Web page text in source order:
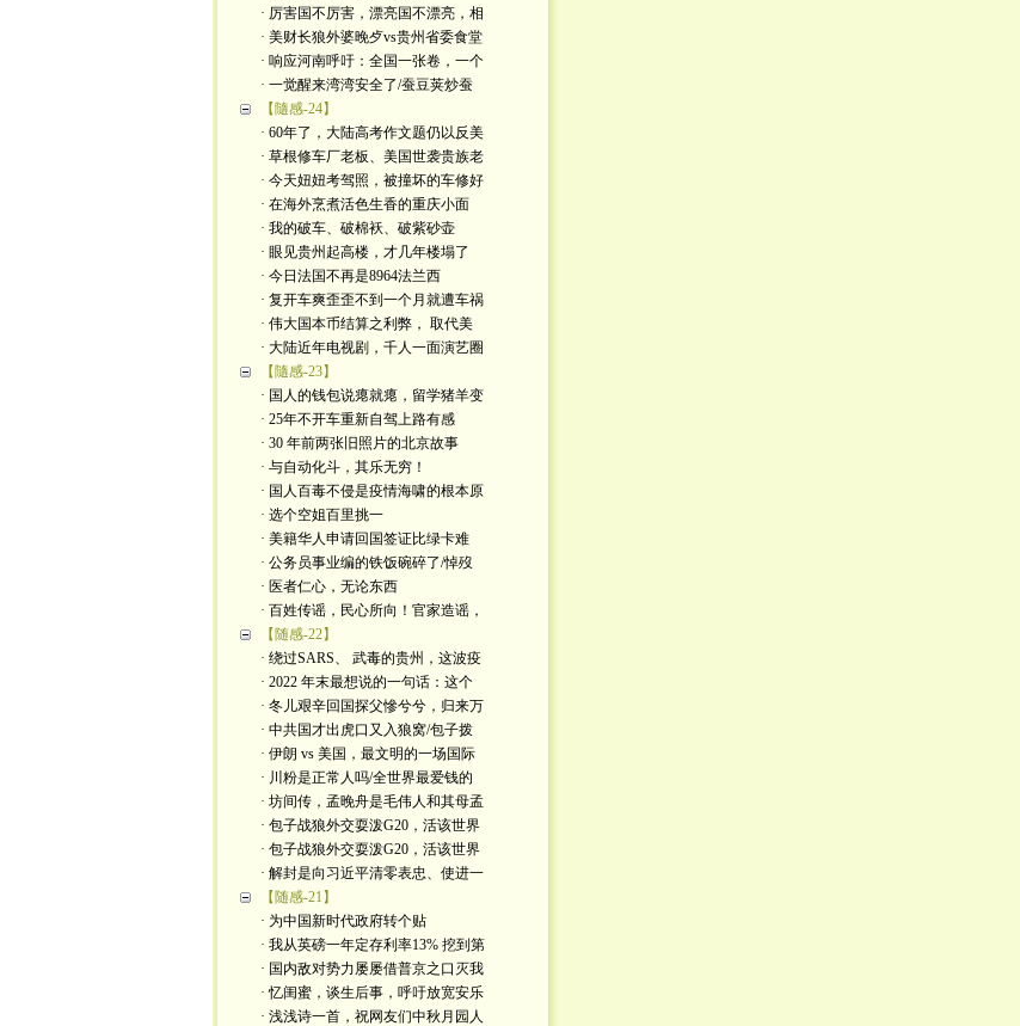
· 厉害国不厉害，漂亮国不漂亮，相
· 美财长狼外婆晚歺vs贵州省委食堂
· 响应河南呼吁：全国一张卷，一个
· 一觉醒来湾湾安全了/蚕豆荚炒蚕
【隨感-24】
· 60年了，大陆高考作文题仍以反美
· 草根修车厂老板、美国世袭贵族老
· 今天妞妞考驾照，被撞坏的车修好
· 在海外烹煮活色生香的重庆小面
· 我的破车、破棉袄、破紫砂壶
· 眼见贵州起高楼，才几年楼塌了
· 今日法国不再是8964法兰西
· 复开车爽歪歪不到一个月就遭车祸
· 伟大国本币结算之利弊， 取代美
· 大陆近年电视剧，千人一面演艺圈
【隨感-23】
· 国人的钱包说瘪就瘪，留学猪羊变
· 25年不开车重新自驾上路有感
· 30 年前两张旧照片的北京故事
· 与自动化斗，其乐无穷！
· 国人百毒不侵是疫情海啸的根本原
· 选个空姐百里挑一
· 美籍华人申请回国签证比绿卡难
· 公务员事业编的铁饭碗碎了/悼歿
· 医者仁心，无论东西
· 百姓传谣，民心所向！官家造谣，
【随感-22】
· 绕过SARS、 武毒的贵州，这波疫
· 2022 年末最想说的一句话：这个
· 冬儿艰辛回国探父慘兮兮，归来万
· 中共国才出虎口又入狼窝/包子拨
· 伊朗 vs 美国，最文明的一场国际
· 川粉是正常人吗/全世界最爱钱的
· 坊间传，孟晚舟是毛伟人和其母孟
· 包子战狼外交耍泼G20，活该世界
· 包子战狼外交耍泼G20，活该世界
· 解封是向习近平清零表忠、使进一
【随感-21】
· 为中国新时代政府转个贴
· 我从英磅一年定存利率13% 挖到第
· 国内敌对势力屡屡借普京之口灭我
· 忆闺蜜，谈生后事，呼吁放宽安乐
· 浅浅诗一首，祝网友们中秋月园人